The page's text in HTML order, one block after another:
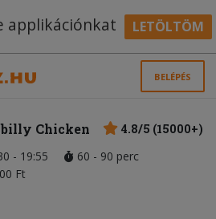
applikációnkat LETÖLTÖM
BELÉPÉS
Chicken
4.8/5 (15000+)
- 19:55
60 - 90 perc
Ft